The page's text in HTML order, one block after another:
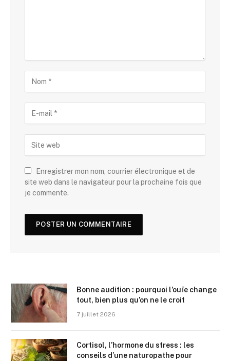
Enregistrer mon nom, courrier électronique et de
site web dans le navigateur pour la prochaine fois que
je commente.
Bonne audition : pourquoi l’ouïe change
tout, bien plus qu’on ne le croit
7 juillet 2026
Cortisol, l’hormone du stress : les
conseils d’une naturopathe pour